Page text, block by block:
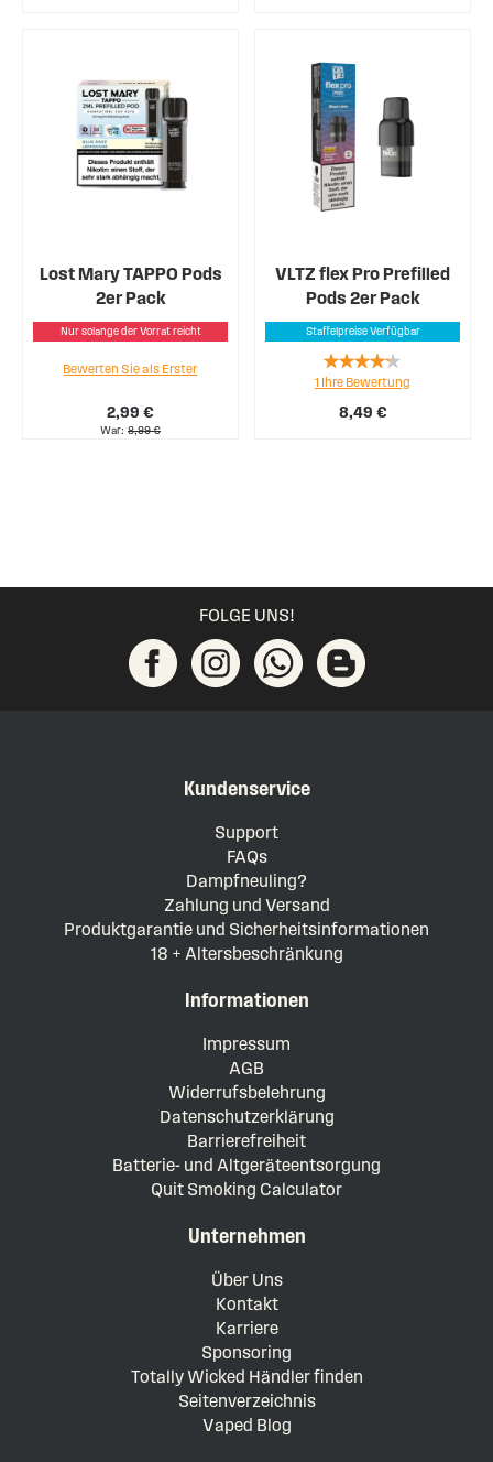
Lost Mary TAPPO Pods
2er Pack
Nur solange der Vorrat reicht
2,99 €
War 8,99 €
Bewerten Sie als Erster
VLTZ flex Pro Prefilled
Pods 2er Pack
Staffelpreise Verfügbar
8,49 €
Rating:
80%
1 Ihre Bewertung
FOLGE UNS!
Kundenservice
Support
FAQs
Dampfneuling?
Zahlung und Versand
Produktgarantie und Sicherheitsinformationen
18 + Altersbeschränkung
Informationen
Impressum
AGB
Widerrufsbelehrung
Datenschutzerklärung
Barrierefreiheit
Batterie- und Altgeräteentsorgung
Quit Smoking Calculator
Unternehmen
Über Uns
Kontakt
Karriere
Sponsoring
Totally Wicked Händler finden
Seitenverzeichnis
Vaped Blog